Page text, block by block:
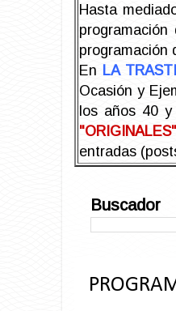
Hasta
programación
En LA
Ocasión y
los años 40 y
"ORIGINALES"
entradas
Buscador